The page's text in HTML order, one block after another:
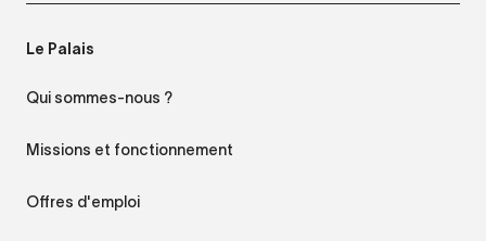
Le Palais
Qui sommes-nous ?
Missions et fonctionnement
Offres d'emploi